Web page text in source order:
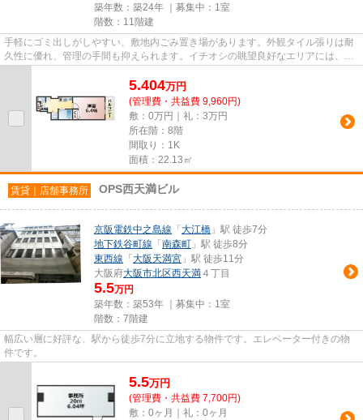
築年数：築24年 ｜募集中： 1室
階数：11階建
手軽にゴミ出しがしやすい、敷地内ごみ置き場があります。外観タイル張りは耐
久性に優れ、管理の手間も抑えられます。イチオシの眺望良好なエリアには、癒
5.404万円
(管理費・共益費 9,960円)
敷：0万円｜礼：3万円
所在階：8階
間取り：1K
面積：22.13㎡
賃貸｜店舗事務所 OPS西天満ビル
京阪電鉄中之島線 「 大江橋 」駅 徒歩7分
地下鉄谷町線 「 南森町 」駅 徒歩8分
東西線 「 大阪天満宮 」駅 徒歩11分
大阪府大阪市北区西天満 ４丁目
5.5万円
築年数：築53年 ｜募集中： 1室
階数：7階建
幅広い層に好評な、駅から徒歩7分に立地する物件です。エレベーター付きの物
件です。
5.5万円
(管理費・共益費 7,700円)
敷：0ヶ月｜礼：0ヶ月